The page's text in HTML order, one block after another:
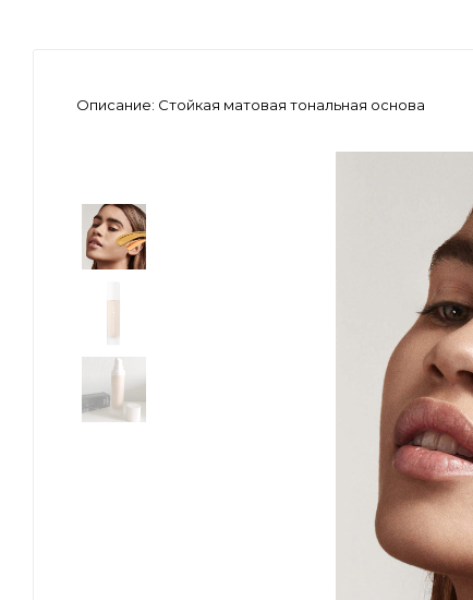
Описание: Стойкая матовая тональная основа